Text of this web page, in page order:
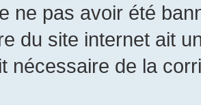
ne pas avoir été
du site internet ait
nécessaire de la